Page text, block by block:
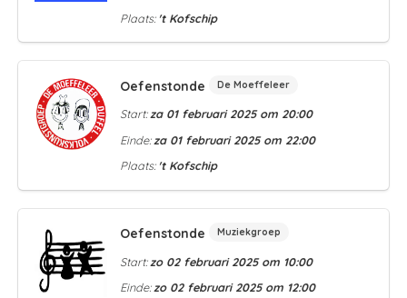
Plaats:'t Kofschip
Oefenstonde De Moeffeleer
Start:za 01 februari 2025 om 20:00
Einde:za 01 februari 2025 om 22:00
Plaats:'t Kofschip
Oefenstonde Muziekgroep
Start:zo 02 februari 2025 om 10:00
Einde:zo 02 februari 2025 om 12:00